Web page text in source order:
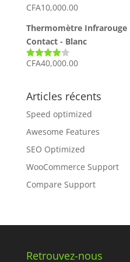
CFA1,000.00.
CFA10,000.00
Thermomètre Infrarouge
Contact - Blanc
Note4.00
CFA40,000.00
Articles récents
Speed optimized
Awesome Features
SEO Optimized
WooCommerce Support
Compare Support
Retrouvez-nous